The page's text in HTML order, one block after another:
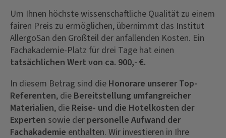
Um Ihnen höchste wissenschaftliche Qualität zu einem
fairen Preis zu ermöglichen, übernimmt das Institut
AllergoSan den Großteil der anfallenden Kosten. Ein
Fachakademie-Platz für drei Tage hat einen
tatsächlichen Wert von ca. 900,- €.
In diesem Betrag sind die Honorare unserer Top-
Referenten, die Bereitstellung umfangreicher
Materialien, die Reise- und die Hotelkosten der
Experten sowie der personelle Aufwand der
Fachakademie enthalten. Wir investieren in Ihre